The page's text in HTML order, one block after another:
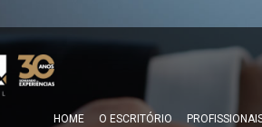
HOME O ESCRITÓRIO